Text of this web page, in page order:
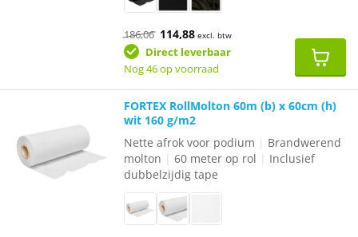
186,06 Oorspronkelijke
prijs
was:
114,88Huidige
prijs
is:
€114,88.
excl. btw
Direct leverbaar
Nog 46 op voorraad
FORTEX RollMolton 60m (b) x 60cm (h)
wit 160 g/m2
Nette afrok voor podium
Brandwerend
molton |60 meter op rol
Inclusief
dubbelzijdig tape